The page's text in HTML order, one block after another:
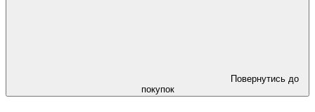
Повернутись до
покупок